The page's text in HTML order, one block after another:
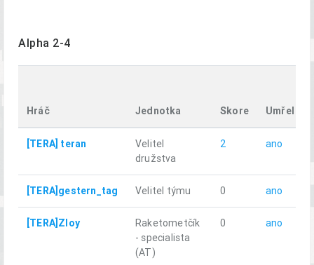
Alpha 2-4
Hráč Jednotka Skore Umřel
[TERA] teran
Velitel
družstva
2 ano
[TERA]gestern_tag Velitel týmu 0 ano
[TERA]Zloy
Raketometčík
- specialista
(AT)
0 ano